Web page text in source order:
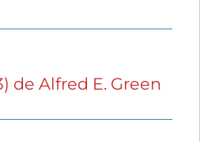
de Alfred E. Green